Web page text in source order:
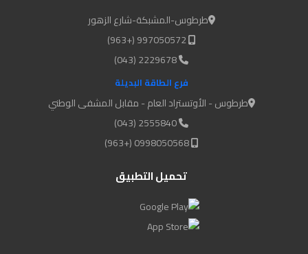
طرطوس-المشبكة-شارع الزهور
2229678 (043)
فرع الطاقة البديلة
طرطوس - الأوتستراد العام - مقابل المشفى الوطني
2555840 (043)
تحميل التطبيق